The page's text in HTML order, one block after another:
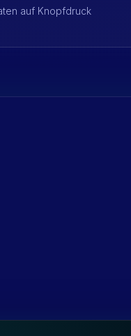
auf Knopfdruck